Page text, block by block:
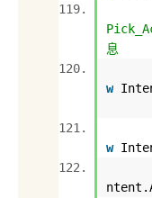
息
w
w